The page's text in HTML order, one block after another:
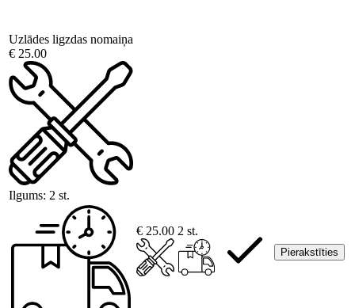
Uzlādes ligzdas nomaiņa
€ 25.00
Ilgums: 2 st.
€ 25.00 2 st.
Pierakstīties